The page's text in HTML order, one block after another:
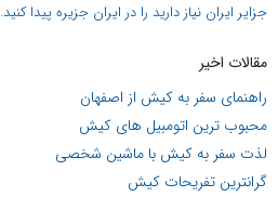
جزایر ایران نیاز دارید را در ایران جزیره پیدا کنید.
مقالات اخیر
راهنمای سفر به کیش از اصفهان
محبوب ترین اتومبیل های کیش
لذت سفر به کیش با ماشین شخصی
گرانترین تفریحات کیش